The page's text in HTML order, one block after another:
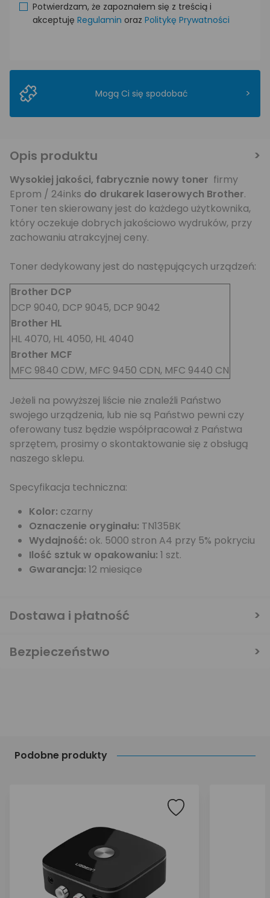
Podobne produkty
Potwierdzam, że zapoznałem się z treścią i
akceptuję Regulamin oraz Politykę Prywatności
Mogą Ci się spodobać >
Opis produktu
Wysokiej jakości, fabrycznie nowy toner firmy
Eprom / 24inks do drukarek laserowych Brother.
Toner ten skierowany jest do każdego użytkownika,
który oczekuje dobrych jakościowo wydruków, przy
zachowaniu atrakcyjnej ceny.
Toner dedykowany jest do następujących urządzeń:
Brother DCP
DCP 9040, DCP 9045, DCP 9042
Brother HL
HL 4070, HL 4050, HL 4040
Brother MCF
MFC 9840 CDW, MFC 9450 CDN, MFC 9440 CN
Jeżeli na powyższej liście nie znaleźli Państwo
swojego urządzenia, lub nie są Państwo pewni czy
oferowany tusz będzie współpracował z Państwa
sprzętem, prosimy o skontaktowanie się z obsługą
naszego sklepu.
Specyfikacja techniczna:
Kolor: czarny
Oznaczenie oryginału: TN135BK
Wydajność: ok. 5000 stron A4 przy 5% pokryciu
Ilość sztuk w opakowaniu: 1 szt.
Gwarancja: 12 miesiące
Dostawa i płatność
Bezpieczeństwo